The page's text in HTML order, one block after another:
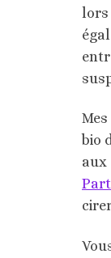
lors
bio
aux